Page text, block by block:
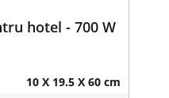
hotel - 700 W
10 X 19.5 X 60 cm